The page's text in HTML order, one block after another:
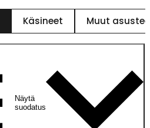
Käsineet Muut
Näytä
suodatus